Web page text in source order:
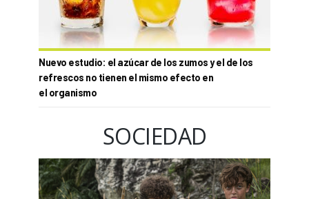
Nuevo estudio: el azúcar de los zumos y el de los
refrescos no tienen el mismo efecto en
el organismo
SOCIEDAD